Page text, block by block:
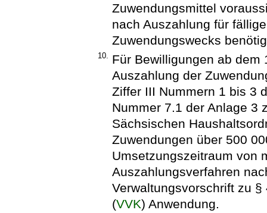
Zuwendungsmittel
nach Auszahlung für
Zuwendungswecks
10. Für Bewilligungen ab dem
Auszahlung der
Ziffer III Nummern 1 bis 3
Nummer 7.1 der Anlage 3
Sächsischen
Zuwendungen über 500
Umsetzungszeitraum von
Auszahlungsverfahren
Verwaltungsvorschrift zu
(VVK) Anwendung.